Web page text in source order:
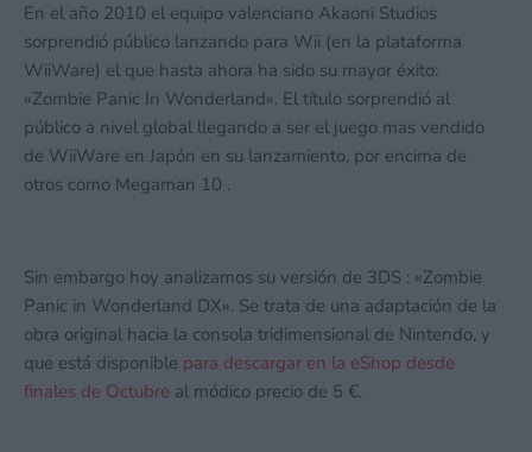
En el año 2010 el equipo valenciano Akaoni Studios
sorprendió público lanzando para Wii (en la plataforma
WiiWare) el que hasta ahora ha sido su mayor éxito:
«Zombie Panic In Wonderland». El título sorprendió al
público a nivel global llegando a ser el juego mas vendido
de WiiWare en Japón en su lanzamiento, por encima de
otros como Megaman 10 .
Sin embargo hoy analizamos su versión de 3DS : «Zombie
Panic in Wonderland DX». Se trata de una adaptación de la
obra original hacia la consola tridimensional de Nintendo, y
que está disponible para descargar en la eShop desde
finales de Octubre al módico precio de 5 €.